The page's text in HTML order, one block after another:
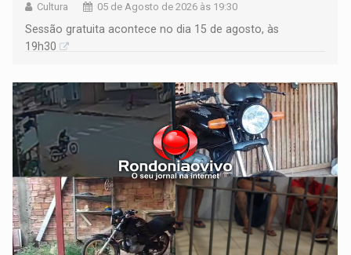
Cultura 05 de Agosto de 2026 às 19:30
Sessão gratuita acontece no dia 15 de agosto, às
19h30